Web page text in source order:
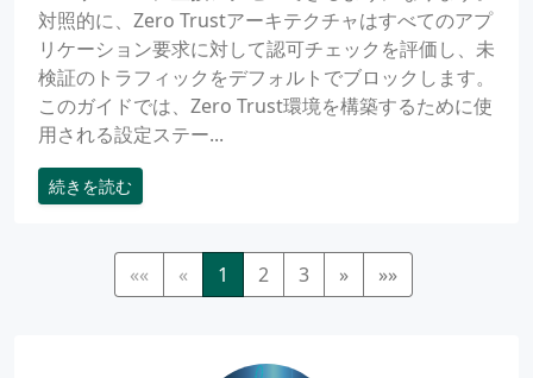
対照的に、Zero Trustアーキテクチャはすべてのアプ
リケーション要求に対して認可チェックを評価し、未
検証のトラフィックをデフォルトでブロックします。
このガイドでは、Zero Trust環境を構築するために使
用される設定ステー...
続きを読む
«« « 1 2 3 » »»